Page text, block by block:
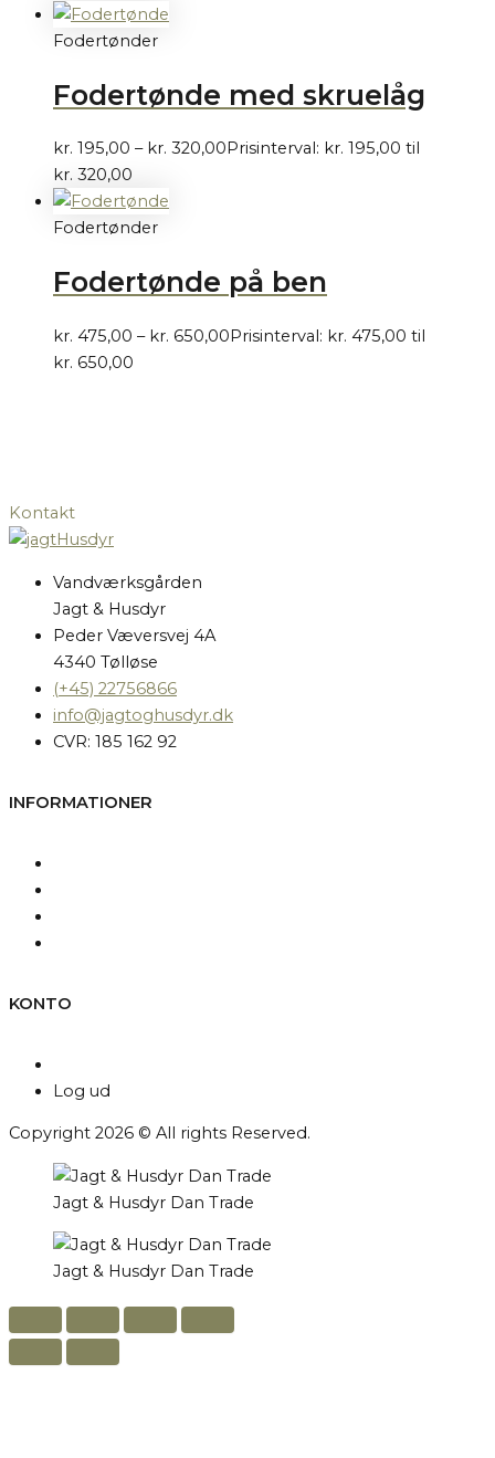
Fodertønder
Fodertønde med skruelåg
kr. 195,00 – kr. 320,00Prisinterval: kr. 195,00 til
kr. 320,00
Fodertønder
Fodertønde på ben
kr. 475,00 – kr. 650,00Prisinterval: kr. 475,00 til
kr. 650,00
Kontakt
Vandværksgården
Jagt & Husdyr
Peder Væversvej 4A
4340 Tølløse
(+45) 22756866
info@jagtoghusdyr.dk
CVR: 185 162 92
INFORMATIONER
KONTO
Log ud
Copyright 2026 © All rights Reserved.
Jagt & Husdyr Dan Trade
Jagt & Husdyr Dan Trade